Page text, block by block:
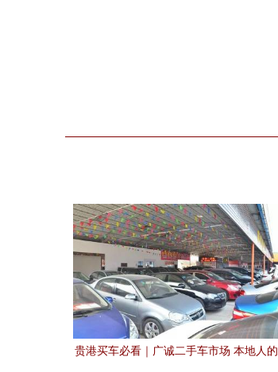
贵港买车必看｜广诚二手车市场 本地人的